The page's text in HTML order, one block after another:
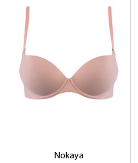
Nokaya